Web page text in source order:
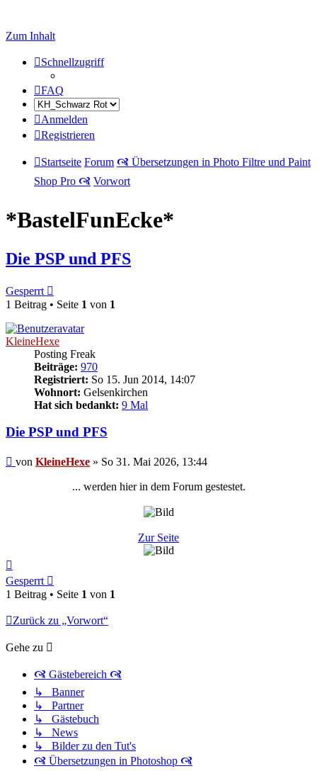
Zum Inhalt
Schnellzugriff
FAQ
Anmelden
Registrieren
Startseite Forum 🙧 Übersetzungen in Photo Filtre und Paint
Shop Pro 🙧 Vorwort
*BastelFunEcke*
Die PSP und PFS
Gesperrt
1 Beitrag • Seite 1 von 1
KleineHexe
Posting Freak
Beiträge: 970
Registriert: So 15. Jun 2014, 14:07
Wohnort: Gelsenkirchen
Hat sich bedankt: 9 Mal
Die PSP und PFS
Beitrag
von KleineHexe » So 31. Mai 2026, 13:44
... werden hier in dem Forum gestestet.
Zur Seite
oben
Gesperrt
1 Beitrag • Seite 1 von 1
Zurück zu „Vorwort“
Gehe zu
🙧 Gästebereich 🙧
↳ Banner
↳ Partner
↳ Gästebuch
↳ News
↳ Bilder zu den Tut's
🙧 Übersetzungen in Photoshop 🙧